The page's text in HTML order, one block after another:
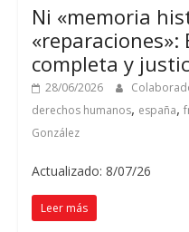
Ni «memoria
«reparaciones»:
completa y
28/06/2026
derechos humanos, españa,
González
Actualizado: 8/07/26
Leer más